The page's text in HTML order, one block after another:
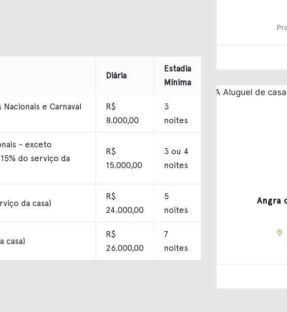
Diária
Estadia
Mínima
e Carnaval
R$
8.000,00
3
noites
- exceto
do serviço da
R$
15.000,00
3 ou 4
noites
da casa)
R$
24.000,00
5
noites
casa)
R$
26.000,00
7
noites
Angra